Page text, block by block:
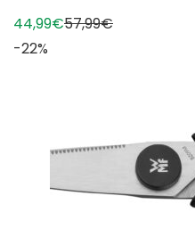
44,99€57,99€
-22%